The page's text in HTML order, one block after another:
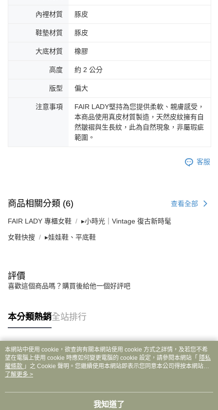
內裡材質 豚皮
鞋墊材質 豚皮
大底材質 橡膠
高度 約 2 公分
版型 偏大
注意事項
FAIR LADY堅持為您提供柔軟、親膚感受，
本商品使用真皮材質製造，天然皮紋擁有自
然皺褶與生長紋，此為自然現象，非屬瑕疵
範圍。
客服
商品相關分類 (6) 查看全部
FAIR LADY 專櫃女鞋 ▸小時光｜Vintage 復古新時髦
女鞋快搜 ▸娃娃鞋、平底鞋
評價
喜歡這個商品嗎？購買後給他一個好評吧
本分類熱銷全站排行
熱門標籤
本網站中使用 cookie，欲查詢有關本網站使用 cookie 方式之詳情，及若您不希
望在電腦上使用 cookie 時應如何變更電腦的 cookie 設定，請參閱本網站「 隱私
權條款 」之 Cookie 聲明。您繼續使用本網站即表示您同意本公司得按本網站使
用條款之 Cookie 聲明使用 cookie。
了解更多 >
我知道了